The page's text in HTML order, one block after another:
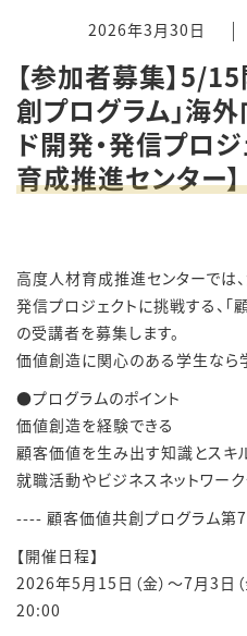
2026年3月30日
【参加者募集】5/
創プログラム」海
ド開発・発信プロ
育成推進センター】
高度人材育成推進センターでは
発信プロジェクトに挑戦する、
の受講者を募集します。
価値創造に関心のある学生なら
●プログラムのポイント
価値創造を経験できる
顧客価値を生み出す知識とスキ
就職活動やビジネスネットワー
---- 顧客価値共創プログラム
【開催日程】
2026年5月15日（金）～7月3
20:00